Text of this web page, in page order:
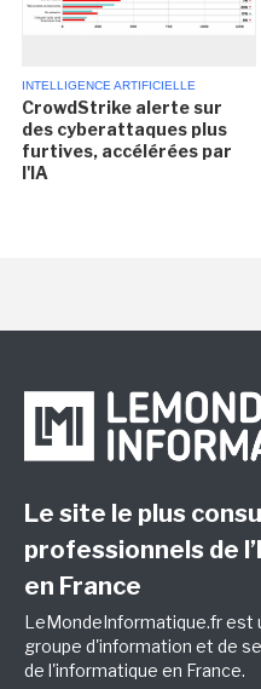
INTELLIGENCE ARTIFICIELLE
CrowdStrike alerte sur
des cyberattaques plus
furtives, accélérées par
l'IA
Le site le plus
professionnels de
en France
LeMondeInformatique.fr est
groupe d'information et de
de l'informatique en France.